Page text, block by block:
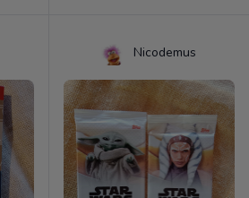
Nicodemus